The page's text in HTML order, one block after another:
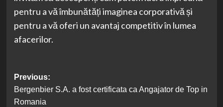
pentru a vă îmbunătăți imaginea corporativă și
pentru a vă oferi un avantaj competitiv în lumea
afacerilor.
Post
navigation
Previous:
Bergenbier S.A. a fost certificata ca Angajator de Top in
Romania